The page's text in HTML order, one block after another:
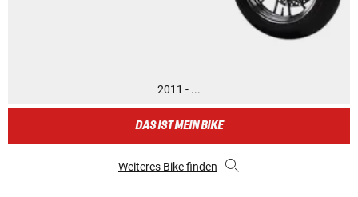
2011 - ...
DAS IST MEIN BIKE
Weiteres Bike finden